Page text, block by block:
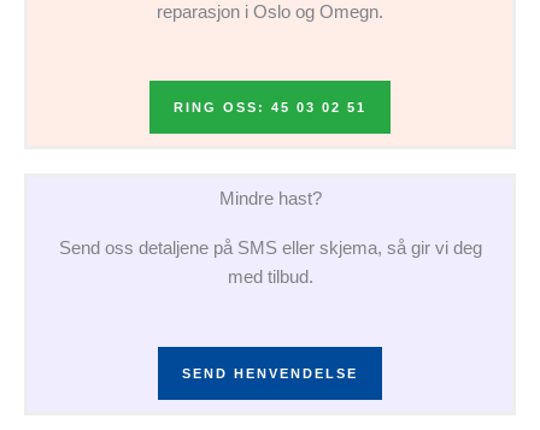
reparasjon i Oslo og Omegn.
RING OSS: 45 03 02 51
Mindre hast?
Send oss detaljene på SMS eller skjema, så gir vi deg
med tilbud.
SEND HENVENDELSE